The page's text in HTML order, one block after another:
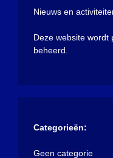
Nieuws en
Deze website wordt
beheerd.
Categorieën:
Geen categorie